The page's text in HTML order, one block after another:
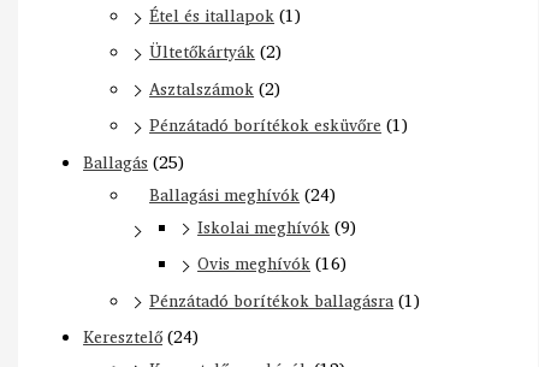
Étel és itallapok(1)
Ültetőkártyák(2)
Asztalszámok(2)
Pénzátadó borítékok esküvőre (1)
Ballagás (25)
Ballagási meghívók(24)
Iskolai meghívók(9)
Ovis meghívók(16)
Pénzátadó borítékok ballagásra(1)
Keresztelő(24)